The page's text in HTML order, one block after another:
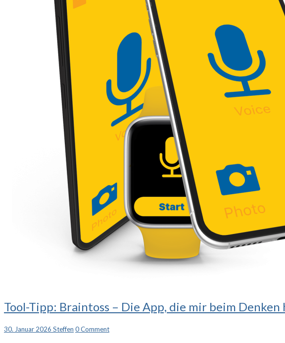
Tool-
Tipp:
–
Tool-Tipp: Braintoss – Die App, die mir beim
30. Januar 2026 Steffen Comments
0 Comment